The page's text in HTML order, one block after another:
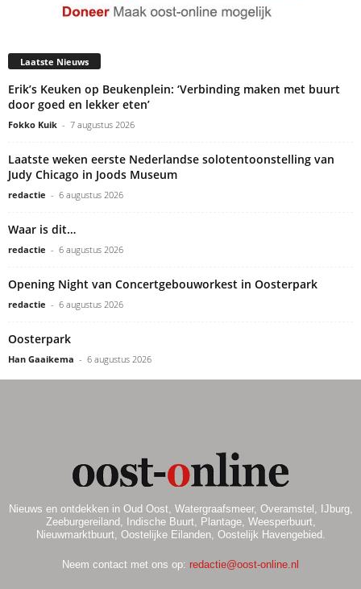
Laatste Nieuws
Erik’s Keuken op Beukenplein: ‘Verbinding maken met buurt
door goed en lekker eten’
Fokko Kuik - 7 augustus 2026
Laatste weken eerste Nederlandse solotentoonstelling van
Judy Chicago in Joods Museum
redactie - 6 augustus 2026
Waar is dit…
redactie - 6 augustus 2026
Opening Night van Concertgebouworkest in Oosterpark
redactie - 6 augustus 2026
Oosterpark
Han Gaaikema - 6 augustus 2026
Nieuws en ontdekken in Oud Oost, Watergraafsmeer, Overamstel, IJburg,
Zeeburgereiland, Indische Buurt, Plantage, Weesperbuurt,
Nieuwmarktbuurt, Oostelijke Eilanden, Oostelijk Havengebied.
Neem contact met ons op: redactie@oost-online.nl